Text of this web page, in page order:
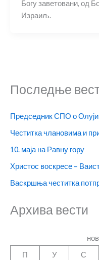
Богу заветовани, од
Израиљ.
Последње
Председник СПО о Олуји
Честитка члановима и
10. маја на Равну гору
Христос воскресе –
Васкршња честитка
Архива вести
П
У С